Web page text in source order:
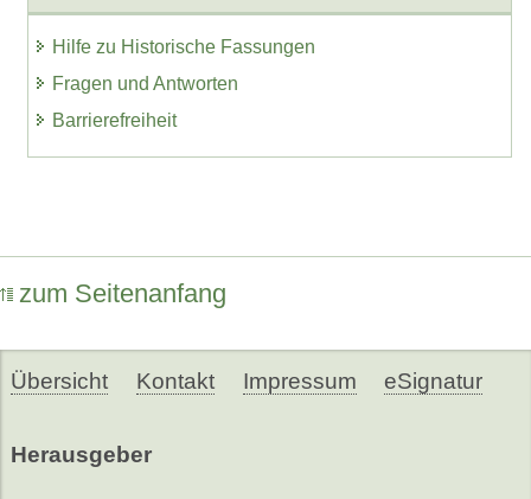
Hilfe zu Historische Fassungen
Fragen und Antworten
Barrierefreiheit
zum Seitenanfang
Übersicht Kontakt Impressum eSignatur
Herausgeber